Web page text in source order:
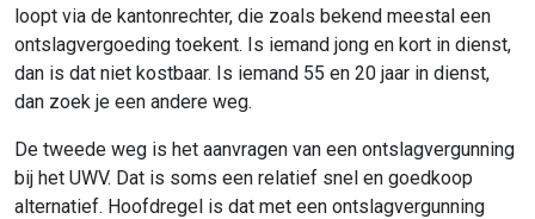
loopt via de kantonrechter, die zoals bekend meestal een
ontslagvergoeding toekent. Is iemand jong en kort in dienst,
dan is dat niet kostbaar. Is iemand 55 en 20 jaar in dienst,
dan zoek je een andere weg.
De tweede weg is het aanvragen van een ontslagvergunning
bij het UWV. Dat is soms een relatief snel en goedkoop
alternatief. Hoofdregel is dat met een ontslagvergunning